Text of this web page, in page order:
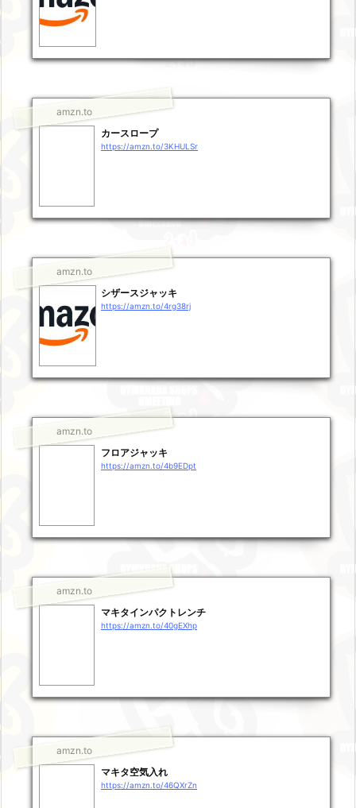
amzn.to
カースロープ
https://amzn.to/3KHULSr
amzn.to
シザースジャッキ
https://amzn.to/4rg38rj
amzn.to
フロアジャッキ
https://amzn.to/4b9EDpt
amzn.to
マキタインパクトレンチ
https://amzn.to/40gEXhp
amzn.to
マキタ空気入れ
https://amzn.to/46QXrZn